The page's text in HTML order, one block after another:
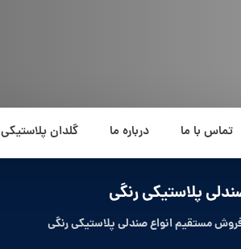
تماس با ما درباره ما گلدان پلاستیکی
پلاستیکی رنگی
مستقیم انواع صندلی پلاستیکی رنگی